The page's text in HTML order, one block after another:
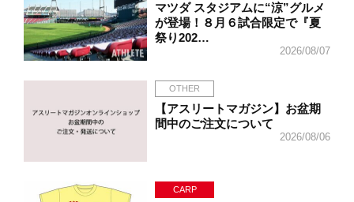
マツダ スタジアムに“涼”グルメ
が登場！８月６試合限定で『夏
祭り202…
2026/08/07
OTHER
【アスリートマガジン】お盆期
間中のご注文について
2026/08/06
CARP